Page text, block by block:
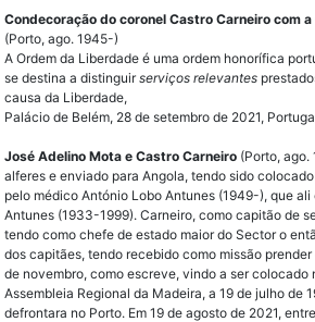
Condecoração do coronelCastro Carneiro com
(Porto, ago. 1945-)
A Ordem da Liberdade é uma ordem honorífica
se destina a distinguirserviços relevantes
causa da Liberdade,
Palácio de Belém, 28 de setembro de 2021,
José Adelino Mota e Castro Carneiro (Porto,
alferes e enviado para Angola, tendo sido
pelo médico António Lobo Antunes (1949-), que
Antunes (1933-1999). Carneiro, como capitão de
tendo como chefe de estado maior do Sector o
dos capitães, tendo recebido como missão
de novembro, como escreve, vindo a ser
Assembleia Regional da Madeira, a 19 de julho de
defrontara no Porto. Em 19 de agosto de 2021,